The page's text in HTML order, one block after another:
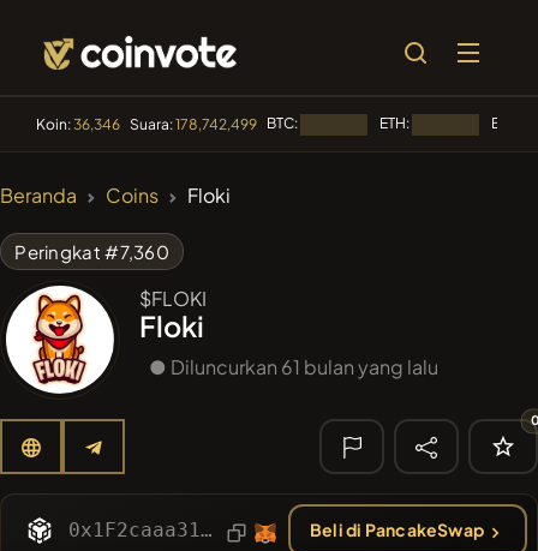
Koin:36,346 Suara:178,742,499 BTC: ETH: BNB:
#556
BullSync BULLSYNC
#1323
🔎
PENCARIAN
TERAKHIR
Beranda Coins Floki
Peringkat #7,360
$FLOKI
Floki
● Diluncurkan 61 bulan yang lalu
0x1F2caaa31c6110FB80A73b4F65038a604766dDf4 Beli di PancakeSwap